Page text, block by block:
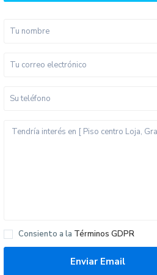
Consiento a la Términos GDPR
Últimas propiedades